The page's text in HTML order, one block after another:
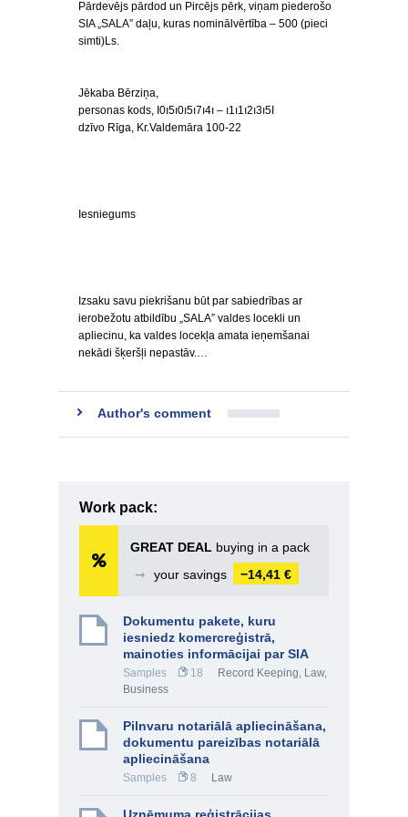
Pārdevējs pārdod un Pircējs pērk, viņam piederošo
SIA „SALA” daļu, kuras nominālvērtība – 500 (pieci
simti)Ls.
Jēkaba Bērziņa,
personas kods, I0ı5ı0ı5ı7ı4ı – ı1ı1ı2ı3ı5I
dzīvo Rīga, Kr.Valdemāra 100-22
Iesniegums
Izsaku savu piekrišanu būt par sabiedrības ar
ierobežotu atbildību „SALA” valdes locekli un
apliecinu, ka valdes locekļa amata ieņemšanai
nekādi šķeršļi nepastāv.…
Author's comment
Work pack:
GREAT DEAL buying in a pack
➞
your savings −14,41 €
Dokumentu pakete, kuru
iesniedz komercreģistrā,
mainoties informācijai par SIA
Samples 18 Record Keeping, Law,
Business
Pilnvaru notariālā apliecināšana,
dokumentu pareizības notariālā
apliecināšana
Samples 8 Law